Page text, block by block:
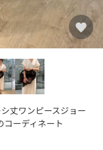
丈ワンピースジョー
ーディネート